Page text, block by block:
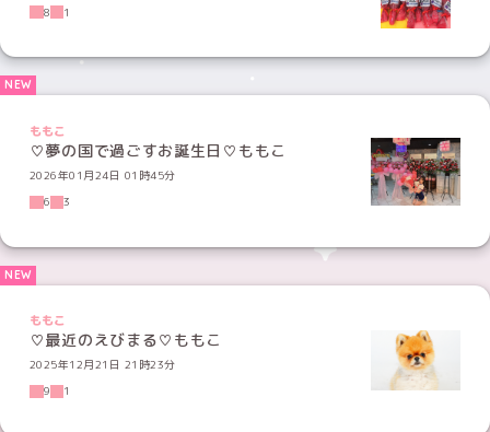
8
1
ももこ
♡夢の国で過ごすお誕生日♡ももこ
2026年01月24日 01時45分
6
3
ももこ
♡最近のえびまる♡ももこ
2025年12月21日 21時23分
9
1